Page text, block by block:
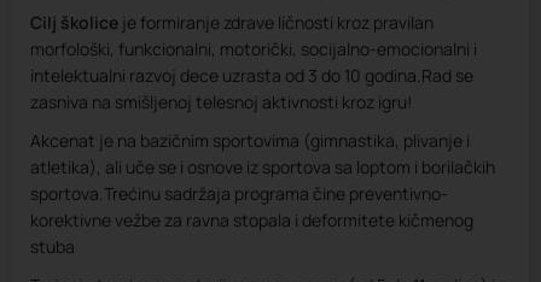
Cilj školice je formiranje zdrave ličnosti kroz pravilan
morfološki, funkcionalni, motorički, socijalno-emocionalni i
intelektualni razvoj dece uzrasta od 3 do 10 godina.Rad se
zasniva na smišljenoj telesnoj aktivnosti kroz igru!
Akcenat je na bazičnim sportovima (gimnastika, plivanje i
atletika), ali uče se i osnove iz sportova sa loptom i borilačkih
sportova.Trećinu sadržaja programa čine preventivno-
korektivne vežbe za ravna stopala i deformitete kičmenog
stuba